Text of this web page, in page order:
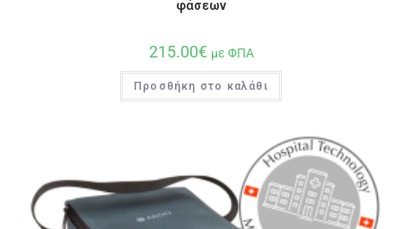
φάσεων
215.00€ με ΦΠΑ
Προσθήκη στο καλάθι